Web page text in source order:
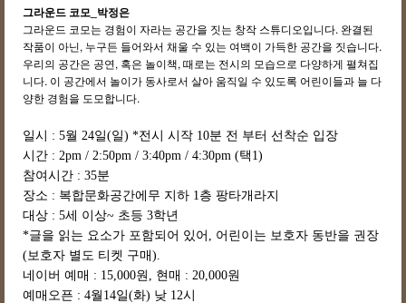
그라운드 코모_박정은
그라운드 코모는 경험이 자라는 공간을 짓는 창작 스튜디오입니다. 완결된
작품이 아닌, 누구든 들어와서 채울 수 있는 여백이 가득한 공간을 짓습니다.
우리의 공간은 공연, 혹은 놀이책, 때로는 전시의 모습으로 다양하게 펼쳐집
니다. 이 공간에서 놀이가 동사로서 살아 움직일 수 있도록 어린이들과 늘 다
양한 경험을 도모합니다.
일시 : 5월 24일(일) *전시 시작 10분 전 부터 선착순 입장
시간 : 2pm / 2:50pm / 3:40pm / 4:30pm (택1)
참여시간 : 35분
장소 : 복합문화공간에무 지하 1층 팡타개라지
대상 : 5세 이상~ 초등 3학년
*글을 읽는 요소가 포함되어 있어, 어린이는 보호자 동반을 권장
(보호자 별도 티켓 구매).
네이버 예매 : 15,000원, 현매 : 20,000원
예매오픈 : 4월14일(화) 낮 12시